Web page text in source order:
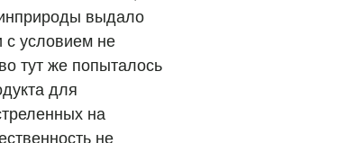
выдало
с условием не
тут же попыталось
для
на
не